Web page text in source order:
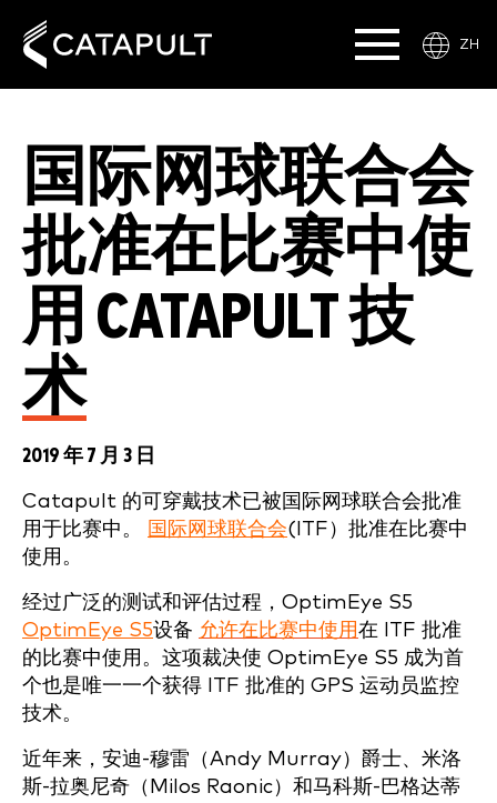
ZH
国际网球联合会
批准在比赛中使
用 CATAPULT 技
术
2019 年 7 月 3 日
Catapult 的可穿戴技术已被国际网球联合会批准
用于比赛中。
国际网球联合会(ITF）批准在比赛中
使用。
经过广泛的测试和评估过程，OptimEye S5
OptimEye S5设备 允许在比赛中使用在 ITF 批准
的比赛中使用。这项裁决使 OptimEye S5 成为首
个也是唯一一个获得 ITF 批准的 GPS 运动员监控
技术。
近年来，安迪-穆雷（Andy Murray）爵士、米洛
斯-拉奥尼奇（Milos Raonic）和马科斯-巴格达蒂